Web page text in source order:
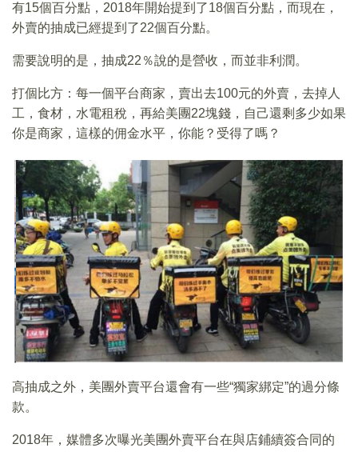
有15個百分點，2018年開始提到了18個百分點，而現在，
外賣的抽成已經提到了22個百分點。
需要說明的是，抽成22％說的是營收，而並非利潤。
打個比方：每一個平台商家，賣出去100元的外賣，去掉人
工，食材，水電租稅，再給美團22塊錢，自己還剩多少如果
你是商家，這樣的佣金水平，你能？受得了嗎？
高抽成之外，美團外賣平台還會有一些“獨家綁定”的過分條
款。
2018年，媒體多次曝光美團外賣平台在與店鋪續簽合同的